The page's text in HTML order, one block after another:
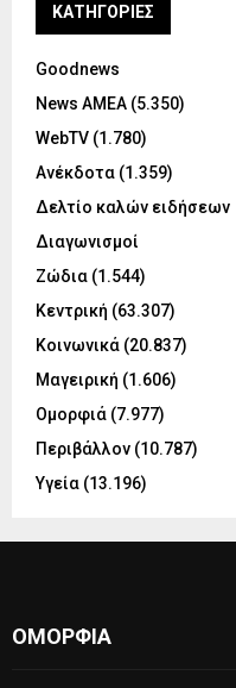
KΑΤΗΓΟΡΊΕΣ
Goodnews
News ΑΜΕΑ (5.350)
WebTV (1.780)
Ανέκδοτα (1.359)
Δελτίο καλών ειδήσεων
Διαγωνισμοί
Ζώδια (1.544)
Κεντρική (63.307)
Κοινωνικά (20.837)
Μαγειρική (1.606)
Ομορφιά (7.977)
Περιβάλλον (10.787)
Υγεία (13.196)
ΟΜΟΡΦΙΆ